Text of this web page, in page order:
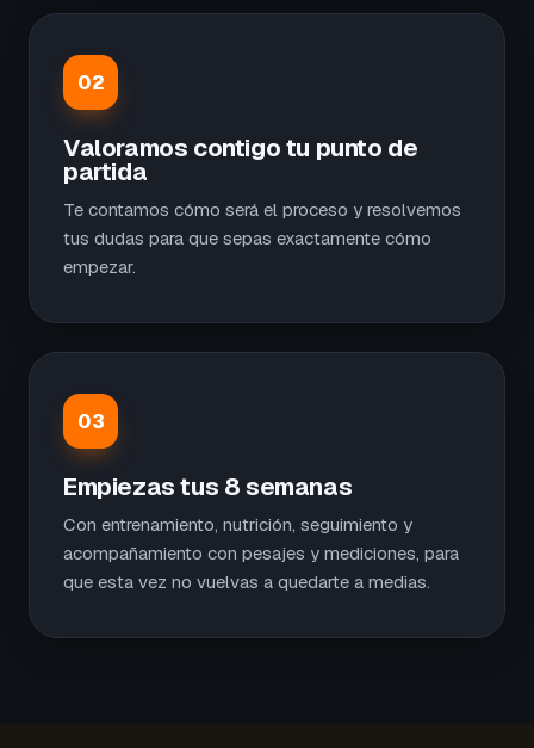
02
Valoramos contigo tu punto de
partida
Te contamos cómo será el proceso y resolvemos
tus dudas para que sepas exactamente cómo
empezar.
03
Empiezas tus 8 semanas
Con entrenamiento, nutrición, seguimiento y
acompañamiento con pesajes y mediciones, para
que esta vez no vuelvas a quedarte a medias.